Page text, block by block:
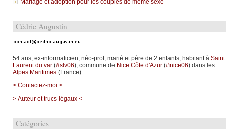
Mariage et adoption pour les couples de même sexe
Cédric Augustin
54 ans, ex-informaticien, néo-prof, marié et père de 2 enfants, habitant à Saint
Laurent du var(#slv06), commune de Nice Côte d'Azur(#nice06) dans les
Alpes Maritimes(France).
> Contactez-moi <
> Auteur et trucs légaux <
Catégories